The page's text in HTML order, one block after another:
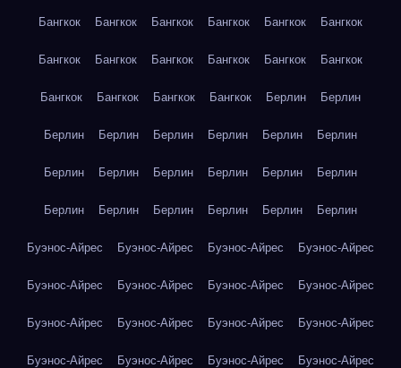
Бангкок Бангкок Бангкок Бангкок Бангкок Бангкок
Бангкок Бангкок Бангкок Бангкок Бангкок Бангкок
Бангкок Бангкок Бангкок Бангкок Берлин Берлин
Берлин Берлин Берлин Берлин Берлин Берлин
Берлин Берлин Берлин Берлин Берлин Берлин
Берлин Берлин Берлин Берлин Берлин Берлин
Буэнос-Айрес Буэнос-Айрес Буэнос-Айрес Буэнос-Айрес
Буэнос-Айрес Буэнос-Айрес Буэнос-Айрес Буэнос-Айрес
Буэнос-Айрес Буэнос-Айрес Буэнос-Айрес Буэнос-Айрес
Буэнос-Айрес Буэнос-Айрес Буэнос-Айрес Буэнос-Айрес